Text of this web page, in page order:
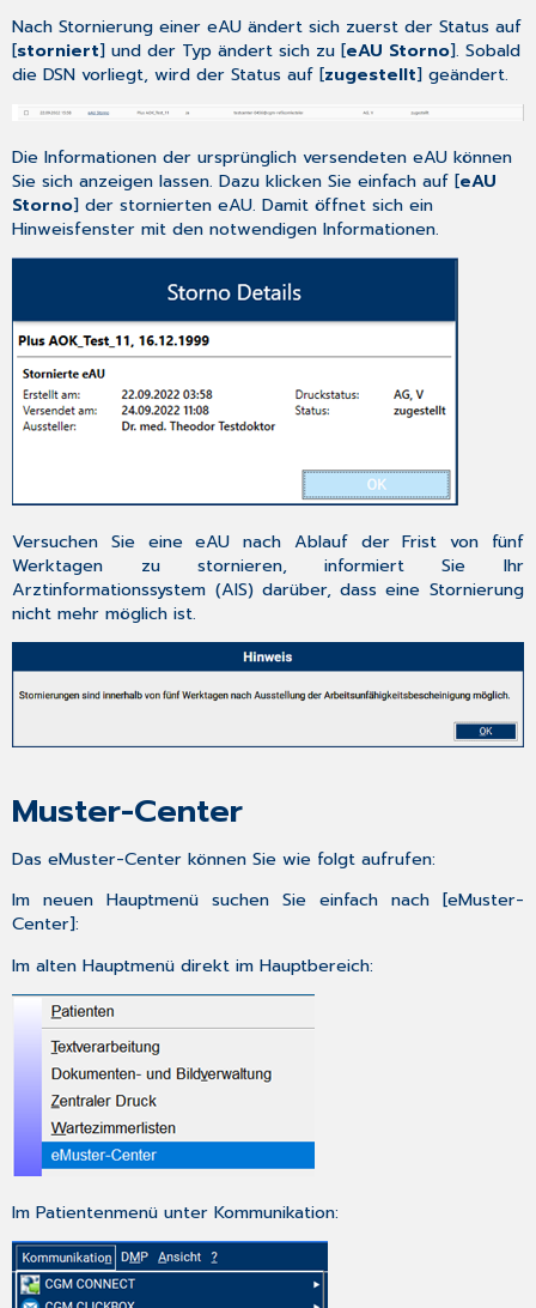
Nach Stornierung einer eAU ändert sich zuerst der Status auf
[storniert] und der Typ ändert sich zu [eAU Storno]. Sobald
die DSN vorliegt, wird der Status auf [zugestellt] geändert.
Die Informationen der ursprünglich versendeten eAU können
Sie sich anzeigen lassen. Dazu klicken Sie einfach auf [eAU
Storno] der stornierten eAU. Damit öffnet sich ein
Hinweisfenster mit den notwendigen Informationen.
Versuchen Sie eine eAU nach Ablauf der Frist von fünf
Werktagen zu stornieren, informiert Sie Ihr
Arztinformationssystem (AIS) darüber, dass eine Stornierung
nicht mehr möglich ist.
Muster-Center
Das eMuster-Center können Sie wie folgt aufrufen:
Im neuen Hauptmenü suchen Sie einfach nach [eMuster-
Center]:
Im alten Hauptmenü direkt im Hauptbereich:
Im Patientenmenü unter Kommunikation: